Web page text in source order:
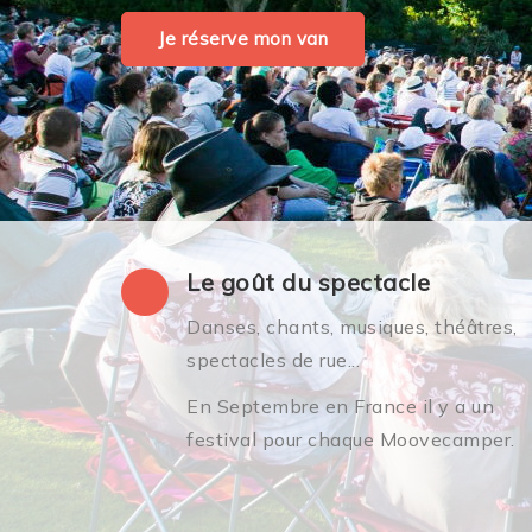
Je réserve mon van
Le goût du spectacle
Danses, chants, musiques, théâtres,
spectacles de rue...
En Septembre en France il y a un
festival pour chaque Moovecamper.